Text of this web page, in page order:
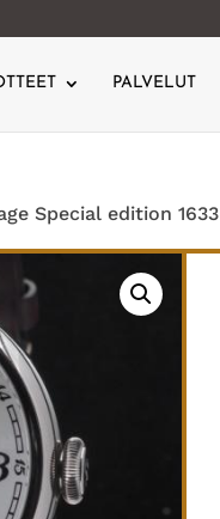
PALVELUT
Special edition 1633